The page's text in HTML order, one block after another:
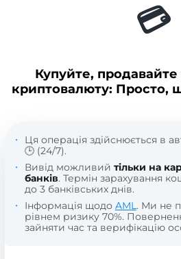
💳
Купуйте,
криптовалюту: Просто,
Ця операція здійснюється в
🕒 (24/7).
Вивід можливий тільки на
банків. Термін зарахування
до 3 банківських днів.
Інформація щодо AML. Ми не
рівнем ризику 70%.
зайняти час та верифікацію